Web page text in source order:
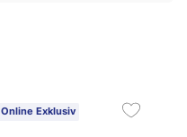
Online Exklusiv